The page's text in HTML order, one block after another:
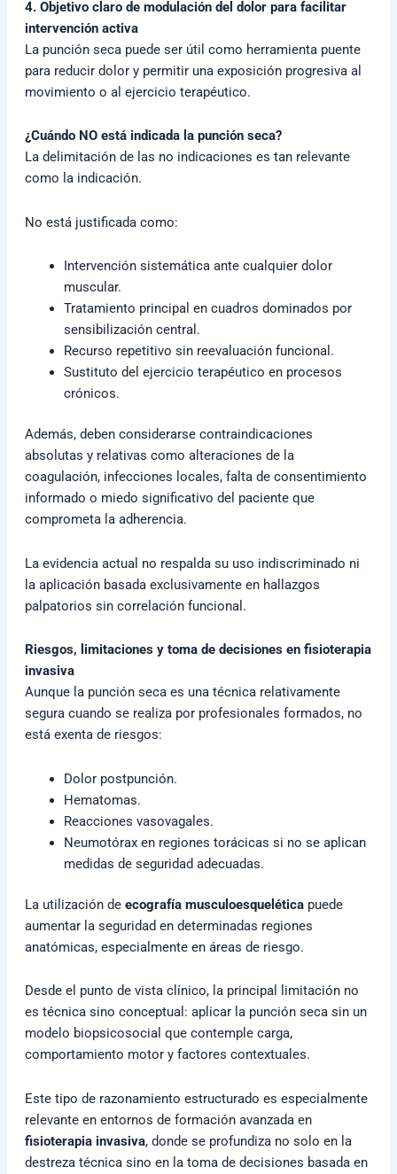
4. Objetivo claro de modulación del dolor para facilitar
intervención activa
La punción seca puede ser útil como herramienta puente
para reducir dolor y permitir una exposición progresiva al
movimiento o al ejercicio terapéutico.
¿Cuándo NO está indicada la punción seca?
La delimitación de las no indicaciones es tan relevante
como la indicación.
No está justificada como:
Intervención sistemática ante cualquier dolor
muscular.
Tratamiento principal en cuadros dominados por
sensibilización central.
Recurso repetitivo sin reevaluación funcional.
Sustituto del ejercicio terapéutico en procesos
crónicos.
Además, deben considerarse contraindicaciones
absolutas y relativas como alteraciones de la
coagulación, infecciones locales, falta de consentimiento
informado o miedo significativo del paciente que
comprometa la adherencia.
La evidencia actual no respalda su uso indiscriminado ni
la aplicación basada exclusivamente en hallazgos
palpatorios sin correlación funcional.
Riesgos, limitaciones y toma de decisiones en fisioterapia
invasiva
Aunque la punción seca es una técnica relativamente
segura cuando se realiza por profesionales formados, no
está exenta de riesgos:
Dolor postpunción.
Hematomas.
Reacciones vasovagales.
Neumotórax en regiones torácicas si no se aplican
medidas de seguridad adecuadas.
La utilización de ecografía musculoesqueléticapuede
aumentar la seguridad en determinadas regiones
anatómicas, especialmente en áreas de riesgo.
Desde el punto de vista clínico, la principal limitación no
es técnica sino conceptual: aplicar la punción seca sin un
modelo biopsicosocial que contemple carga,
comportamiento motor y factores contextuales.
Este tipo de razonamiento estructurado es especialmente
relevante en entornos de formación avanzada en
fisioterapia invasiva, donde se profundiza no solo en la
destreza técnica sino en la toma de decisiones basada en